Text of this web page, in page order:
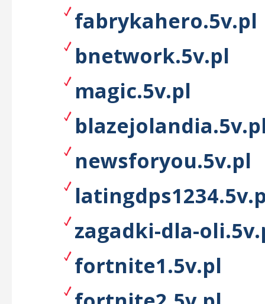
fabrykahero.5v.pl
bnetwork.5v.pl
magic.5v.pl
newsforyou.5v.pl
zagadki-dla-
fortnite1.5v.pl